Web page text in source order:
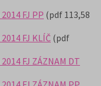
FJ PP (pdf 113,58
FJ KLÍČ (pdf
FJ ZÁZNAM DT